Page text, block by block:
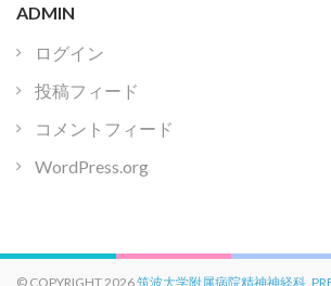
ADMIN
ログイン
投稿フィード
コメントフィード
WordPress.org
© COPYRIGHT 2026筑波大学附属病院精神神経科